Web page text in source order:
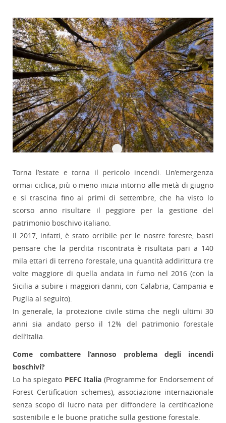
Torna l’estate e torna il pericolo incendi. Un’emergenza
ormai ciclica, più o meno inizia intorno alle metà di giugno
e si trascina fino ai primi di settembre, che ha visto lo
scorso anno risultare il peggiore per la gestione del
patrimonio boschivo italiano.
Il 2017, infatti, è stato orribile per le nostre foreste, basti
pensare che la perdita riscontrata è risultata pari a 140
mila ettari di terreno forestale, una quantità addirittura tre
volte maggiore di quella andata in fumo nel 2016 (con la
Sicilia a subire i maggiori danni, con Calabria, Campania e
Puglia al seguito).
In generale, la protezione civile stima che negli ultimi 30
anni sia andato perso il 12% del patrimonio forestale
dell’Italia.
Come combattere l’annoso problema degli incendi
boschivi?
Lo ha spiegato PEFC Italia (Programme for Endorsement of
Forest Certification schemes), associazione internazionale
senza scopo di lucro nata per diffondere la certificazione
sostenibile e le buone pratiche sulla gestione forestale.